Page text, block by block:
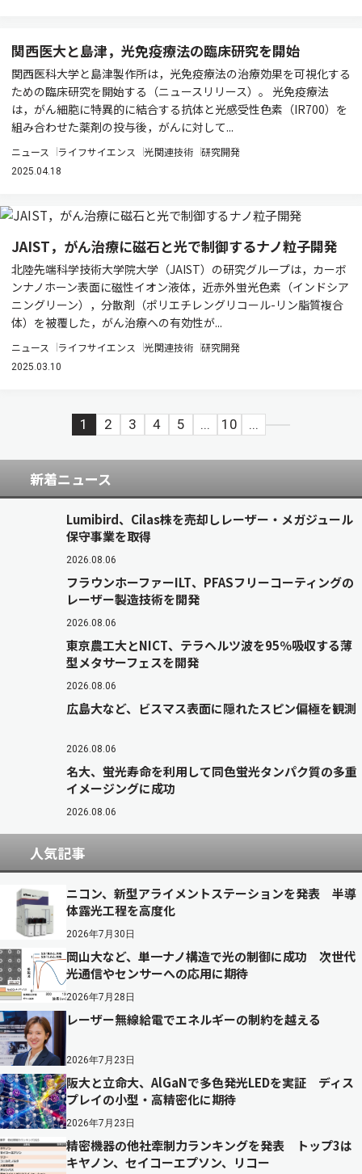
関西医大と島津，光免疫療法の臨床研究を開始
関西医科大学と島津製作所は，光免疫療法の治療効果を可視化する
ための臨床研究を開始する（ニュースリリース）。 光免疫療法
は，がん細胞に特異的に結合する抗体と光感受性色素（IR700）を
組み合わせた薬剤の投与後，がんに対して...
ニュース ライフサイエンス 光関連技術 研究開発
2025.04.18
JAIST，がん治療に磁石と光で制御するナノ粒子開発
北陸先端科学技術大学院大学（JAIST）の研究グループは，カーボ
ンナノホーン表面に磁性イオン液体，近赤外蛍光色素（インドシア
ニングリーン），分散剤（ポリエチレングリコール-リン脂質複合
体）を被覆した，がん治療への有効性が...
ニュース ライフサイエンス 光関連技術 研究開発
2025.03.10
1 2 3 4 5 ... 10 ...
新着ニュース
Lumibird、Cilas株を売却しレーザー・メガジュール
保守事業を取得
2026.08.06
フラウンホーファーILT、PFASフリーコーティングの
レーザー製造技術を開発
2026.08.06
東京農工大とNICT、テラヘルツ波を95％吸収する薄
型メタサーフェスを開発
2026.08.06
広島大など、ビスマス表面に隠れたスピン偏極を観測
2026.08.06
名大、蛍光寿命を利用して同色蛍光タンパク質の多重
イメージングに成功
2026.08.06
人気記事
ニコン、新型アライメントステーションを発表 半導
体露光工程を高度化
2026年7月30日
岡山大など、単一ナノ構造で光の制御に成功 次世代
光通信やセンサーへの応用に期待
2026年7月28日
レーザー無線給電でエネルギーの制約を越える
2026年7月23日
阪大と立命大、AlGaNで多色発光LEDを実証 ディス
プレイの小型・高精密化に期待
2026年7月23日
精密機器の他社牽制力ランキングを発表 トップ3は
キヤノン、セイコーエプソン、リコー